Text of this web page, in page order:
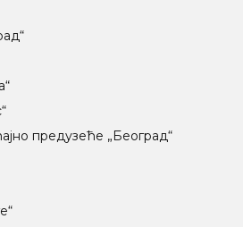
предузеће „Београд“